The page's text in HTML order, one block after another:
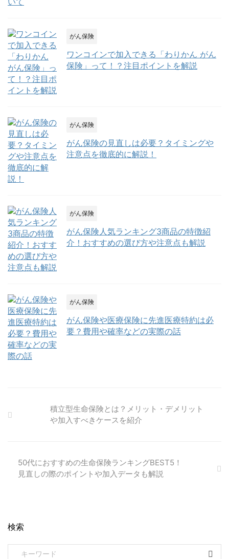
がん保険
ワンコインで加入できる「わりかん がん
保険」って！？注目ポイントを解説
がん保険
がん保険の見直しは必要？タイミングや
注意点を徹底的に解説！
がん保険
がん保険人気ランキング3商品の特徴紹
介！おすすめの選び方や注意点も解説
がん保険
がん保険や医療保険に先進医療特約は必
要？費用や確率などの実際の話
積立型生命保険とは？メリット・デメリット
や加入すべきケースを紹介
50代におすすめの生命保険ランキングBEST5！
見直しの際のポイントや加入データも解説
検索